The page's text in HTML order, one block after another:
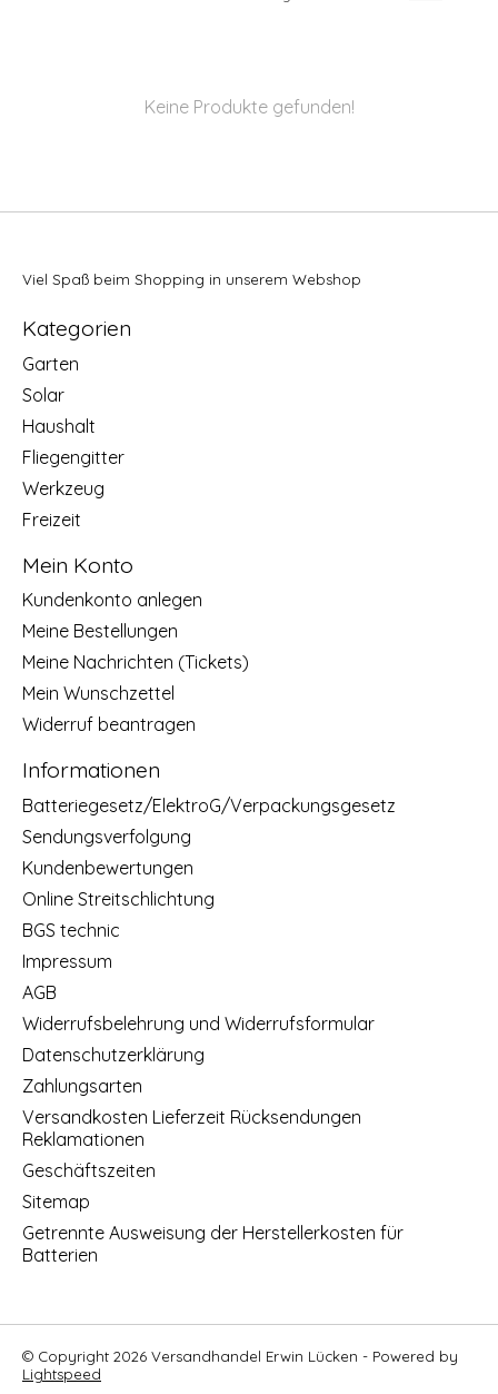
Keine Produkte gefunden!
Viel Spaß beim Shopping in unserem Webshop
Kategorien
Garten
Solar
Haushalt
Fliegengitter
Werkzeug
Freizeit
Mein Konto
Kundenkonto anlegen
Meine Bestellungen
Meine Nachrichten (Tickets)
Mein Wunschzettel
Widerruf beantragen
Informationen
Batteriegesetz/ElektroG/Verpackungsgesetz
Sendungsverfolgung
Kundenbewertungen
Online Streitschlichtung
BGS technic
Impressum
AGB
Widerrufsbelehrung und Widerrufsformular
Datenschutzerklärung
Zahlungsarten
Versandkosten Lieferzeit Rücksendungen
Reklamationen
Geschäftszeiten
Sitemap
Getrennte Ausweisung der Herstellerkosten für
Batterien
© Copyright 2026 Versandhandel Erwin Lücken - Powered by
Lightspeed